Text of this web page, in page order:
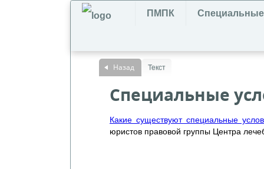
ПМПК Специальные
Назад Текст
Специальные
Какие существуют специальные
юристов правовой группы Центра